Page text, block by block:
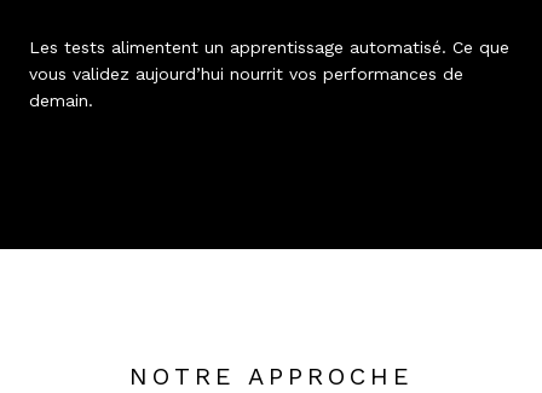
Les tests alimentent un apprentissage automatisé. Ce que
vous validez aujourd’hui nourrit vos performances de
demain.
NOTRE APPROCHE